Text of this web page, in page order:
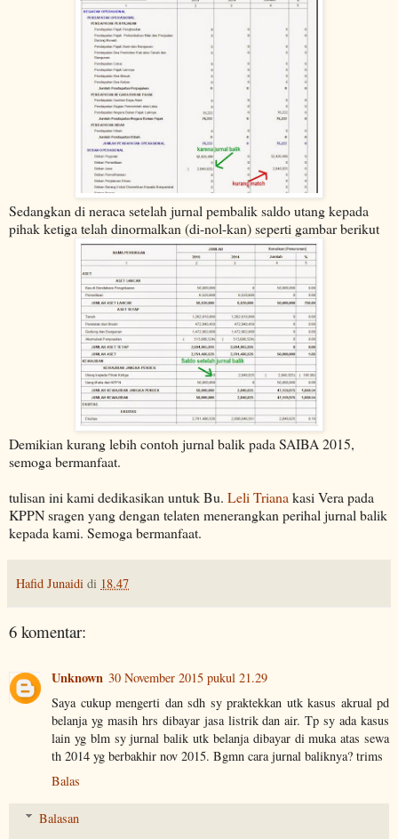
Sedangkan di neraca setelah jurnal pembalik saldo utang kepada
pihak ketiga telah dinormalkan (di-nol-kan) seperti gambar berikut
Demikian kurang lebih contoh jurnal balik pada SAIBA 2015,
semoga bermanfaat.
tulisan ini kami dedikasikan untuk Bu. Leli Triana kasi Vera pada
KPPN sragen yang dengan telaten menerangkan perihal jurnal balik
kepada kami. Semoga bermanfaat.
Hafid Junaidi di 18.47
6 komentar:
Unknown 30 November 2015 pukul 21.29
Saya cukup mengerti dan sdh sy praktekkan utk kasus akrual pd
belanja yg masih hrs dibayar jasa listrik dan air. Tp sy ada kasus
lain yg blm sy jurnal balik utk belanja dibayar di muka atas sewa
th 2014 yg berbakhir nov 2015. Bgmn cara jurnal baliknya? trims
Balas
Balasan